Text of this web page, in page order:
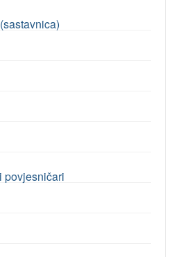
povjesničari